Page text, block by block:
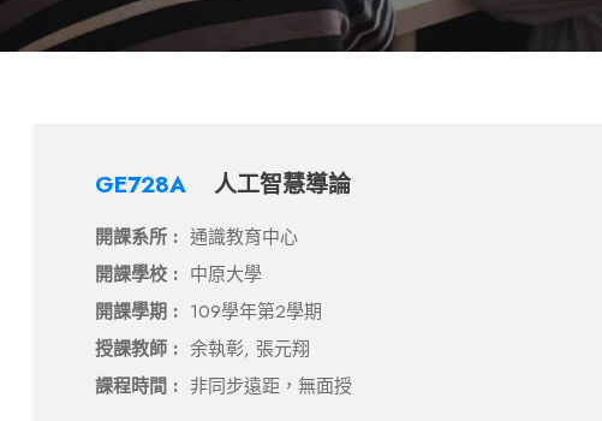
GE728A 人工智慧導論
開課系所 : 通識教育中心
開課學校 : 中原大學
開課學期 : 109學年第2學期
授課教師 : 余執彰, 張元翔
課程時間 : 非同步遠距，無面授